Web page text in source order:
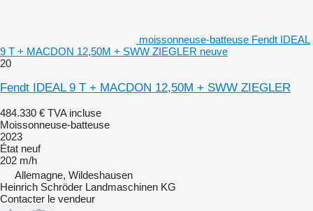
moissonneuse-batteuse Fendt IDEAL
9 T + MACDON 12,50M + SWW ZIEGLER neuve
20
Fendt IDEAL 9 T + MACDON 12,50M + SWW ZIEGLER
484.330 € TVA incluse
Moissonneuse-batteuse
2023
État neuf
202 m/h
Allemagne, Wildeshausen
Heinrich Schröder Landmaschinen KG
Contacter le vendeur